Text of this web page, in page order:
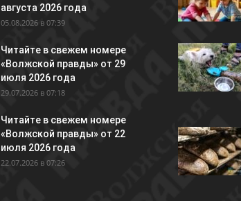
августа 2026 года
05.08.2026 в 07:39
Читайте в свежем номере
«Волжской правды» от 29
июля 2026 года
29.07.2026 в 07:18
Читайте в свежем номере
«Волжской правды» от 22
июля 2026 года
22.07.2026 в 07:26